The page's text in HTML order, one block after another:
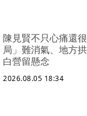
陳見賢不只心痛還
局」難消氣、地方
白營留懸念
2026.08.05 18:34